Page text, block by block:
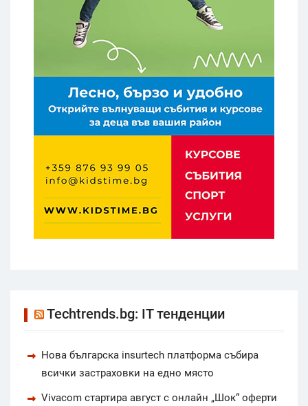
Techtrends.bg: IT тенденции
Нова българска insurtech платформа събира
всички застраховки на едно място
Vivacom стартира август с онлайн „Шок“ оферти